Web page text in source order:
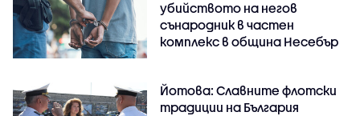
убийството на негов
сънародник в частен
комплекс в община Несебър
Йотова: Славните флотски
традиции на България